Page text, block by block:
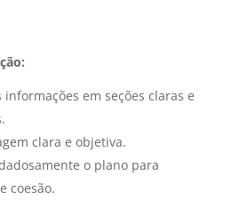
informações em seções claras e
clara e objetiva.
o plano para
coesão.